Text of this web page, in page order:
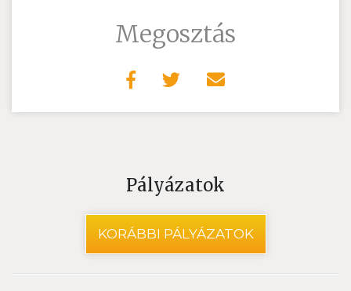
Megosztás
Pályázatok
KORÁBBI PÁLYÁZATOK